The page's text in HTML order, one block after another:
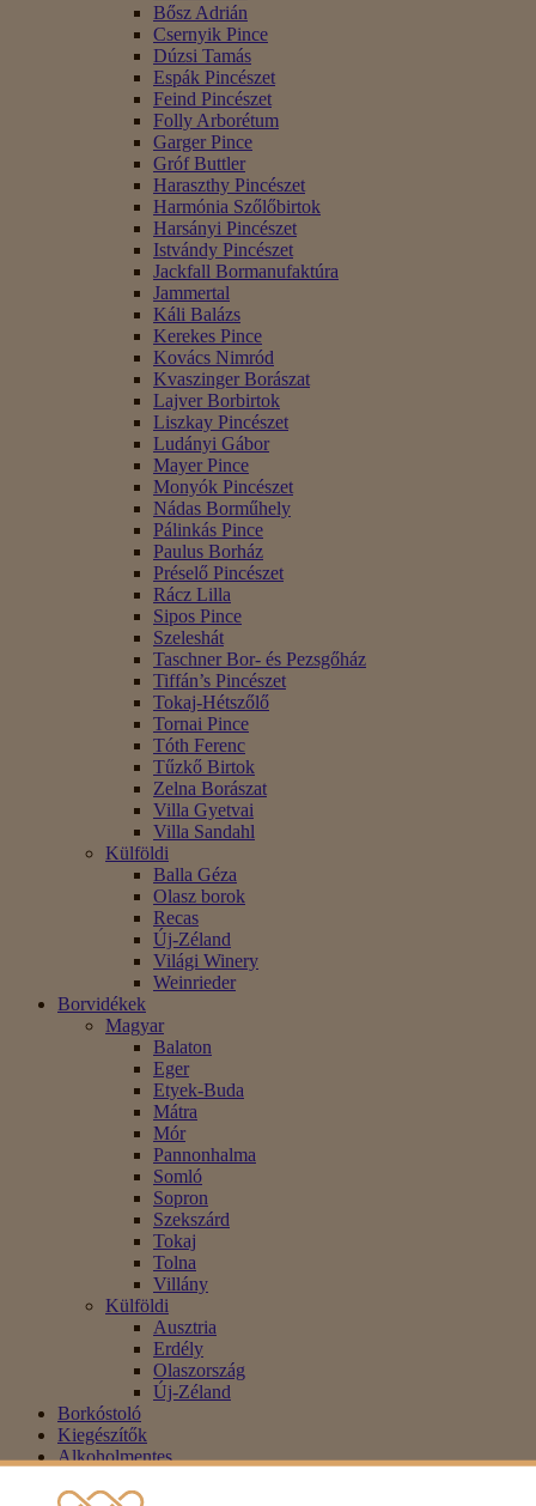
Bősz Adrián
Csernyik Pince
Dúzsi Tamás
Espák Pincészet
Feind Pincészet
Folly Arborétum
Garger Pince
Gróf Buttler
Haraszthy Pincészet
Harmónia Szőlőbirtok
Harsányi Pincészet
Istvándy Pincészet
Jackfall Bormanufaktúra
Jammertal
Káli Balázs
Kerekes Pince
Kovács Nimród
Kvaszinger Borászat
Lajver Borbirtok
Liszkay Pincészet
Ludányi Gábor
Mayer Pince
Monyók Pincészet
Nádas Borműhely
Pálinkás Pince
Paulus Borház
Préselő Pincészet
Rácz Lilla
Sipos Pince
Szeleshát
Taschner Bor- és Pezsgőház
Tiffán’s Pincészet
Tokaj-Hétszőlő
Tornai Pince
Tóth Ferenc
Tűzkő Birtok
Zelna Borászat
Villa Gyetvai
Villa Sandahl
Külföldi
Balla Géza
Olasz borok
Recas
Új-Zéland
Világi Winery
Weinrieder
Borvidékek
Magyar
Balaton
Eger
Etyek-Buda
Mátra
Mór
Pannonhalma
Somló
Sopron
Szekszárd
Tokaj
Tolna
Villány
Külföldi
Ausztria
Erdély
Olaszország
Új-Zéland
Borkóstoló
Kiegészítők
Alkoholmentes
Akció